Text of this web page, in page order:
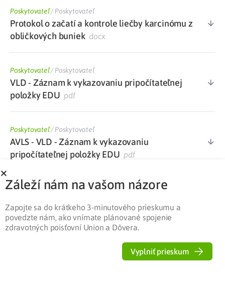
Poskytovateľ/Poskytovateľ
Protokol o začatí a kontrole liečby karcinómu z
obličkových buniekdocx
Poskytovateľ/Poskytovateľ
VLD - Záznam k vykazovaniu pripočítateľnej
položky EDU pdf
Poskytovateľ/Poskytovateľ
AVLS - VLD - Záznam k vykazovaniu
pripočítateľnej položky EDU pdf
Poskytovateľ/Poskytovateľ
pacienta v diabetologickej ambulanciidocx
Zoznam kategorizovaného ŠZM s maximálne
Záleží nám na vašom názore
Zapojte sa do krátkeho 3-minutového prieskumu a
povedzte nám, ako vnímate plánované spojenie
zdravotných poisťovní Union a Dôvera.
Vyplniť prieskum